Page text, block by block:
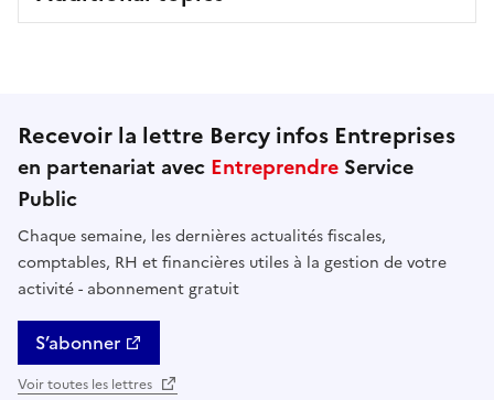
Recevoir la lettre Bercy infos Entreprises
en partenariat avec Entreprendre Service
Public
Chaque semaine, les dernières actualités fiscales,
comptables, RH et financières utiles à la gestion de votre
activité - abonnement gratuit
S’abonner
Voir toutes les lettres